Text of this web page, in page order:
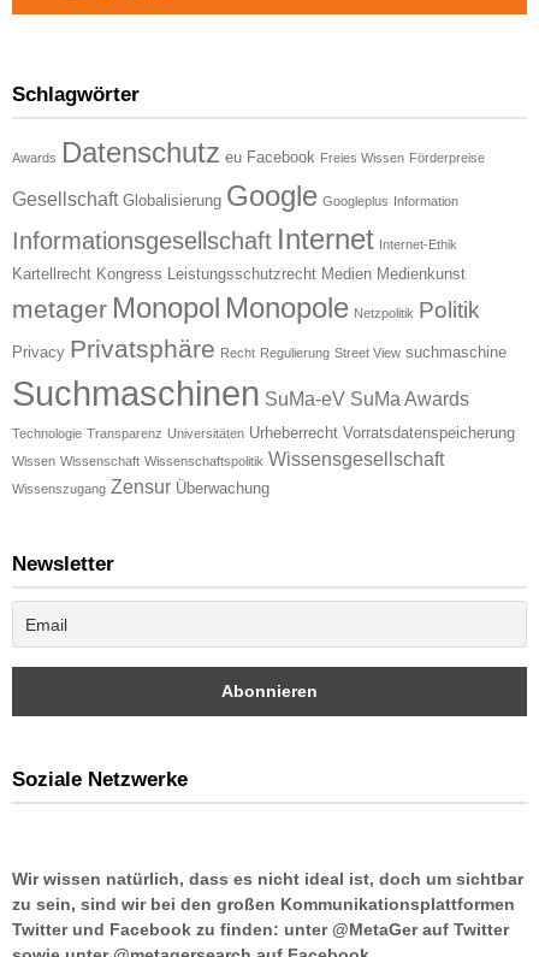
Schlagwörter
Awards Datenschutz eu Facebook Freies Wissen Förderpreise
Gesellschaft Globalisierung Google Googleplus Information
Informationsgesellschaft Internet Internet-Ethik
Kartellrecht Kongress Leistungsschutzrecht Medien Medienkunst
metager Monopol Monopole Netzpolitik Politik
Privacy Privatsphäre Recht Regulierung Street View suchmaschine
Suchmaschinen SuMa-eV SuMa Awards
Technologie Transparenz Universitäten Urheberrecht Vorratsdatenspeicherung
Wissen Wissenschaft Wissenschaftspolitik Wissensgesellschaft
Wissenszugang Zensur Überwachung
Newsletter
Soziale Netzwerke
Wir wissen natürlich, dass es nicht ideal ist, doch um sichtbar
zu sein, sind wir bei den großen Kommunikationsplattformen
Twitter und Facebook zu finden: unter @MetaGer auf Twitter